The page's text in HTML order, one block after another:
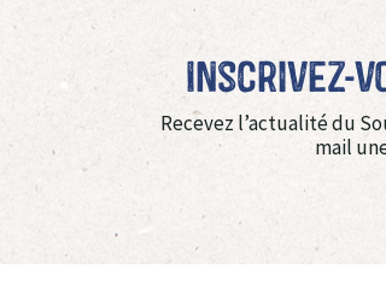
Inscrivez-
Recevez l’actualité du
mail